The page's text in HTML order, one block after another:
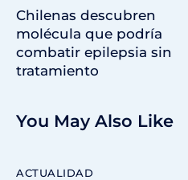
Chilenas descubren
molécula que podría
combatir epilepsia sin
tratamiento
You May Also Like
ACTUALIDAD